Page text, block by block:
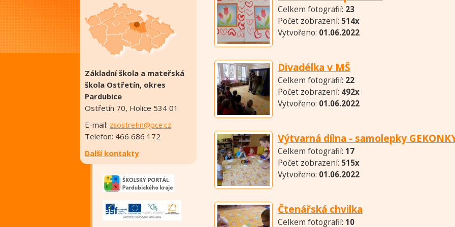
Základní škola a mateřská
škola Ostřetín, okres
Pardubice
Ostřetín 70, Holice 534 01
E-mail: zsostretin@pce.cz
Telefon: 466 686 172
Další kontakty
Celkem fotografií: 23
Počet zobrazení: 514x
Vytvořeno: 01.06.2022
Divadélka v MŠ
Celkem fotografií: 22
Počet zobrazení: 492x
Vytvořeno: 01.06.2022
Výtvarná dílna - samolepky
Celkem fotografií: 17
Počet zobrazení: 515x
Vytvořeno: 01.06.2022
Čtenářská chvilka
Celkem fotografií: 10